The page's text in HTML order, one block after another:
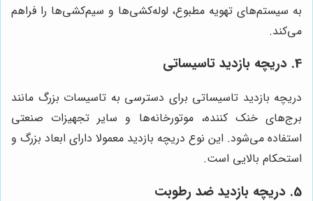
به سیستم‌های تهویه مطبوع، لوله‌کشی‌ها و سیم‌کشی‌ها را فراهم
می‌کند.
4. دریچه بازدید تاسیساتی
دریچه بازدید تاسیساتی برای دسترسی به تاسیسات بزرگ مانند
برج‌های خنک کننده، موتورخانه‌ها و سایر تجهیزات صنعتی
استفاده می‌شود. این نوع دریچه بازدید معمولا دارای ابعاد بزرگ و
استحکام بالایی است.
5. دریچه بازدید ضد رطوبت